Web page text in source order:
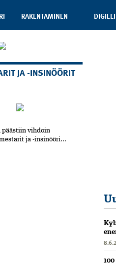
RAKENTAMINEN
JA -INSINÖÖRIT
päästiin vihdoin
ja -insinööri...